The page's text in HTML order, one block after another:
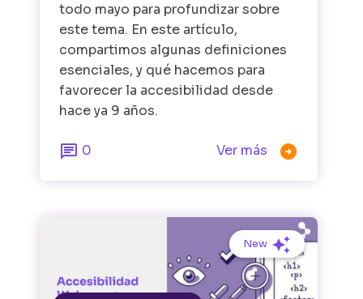
todo mayo para profundizar sobre
este tema. En este artículo,
compartimos algunas definiciones
esenciales, y qué hacemos para
favorecer la accesibilidad desde
hace ya 9 años.
 0 Ver más 
New